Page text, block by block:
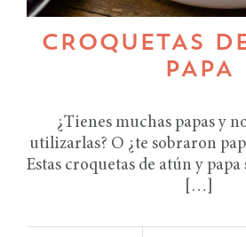
CROQUETAS
PAPA
¿Tienes muchas papas y
utilizarlas? O ¿te sobraron
Estas croquetas de atún y
[…]